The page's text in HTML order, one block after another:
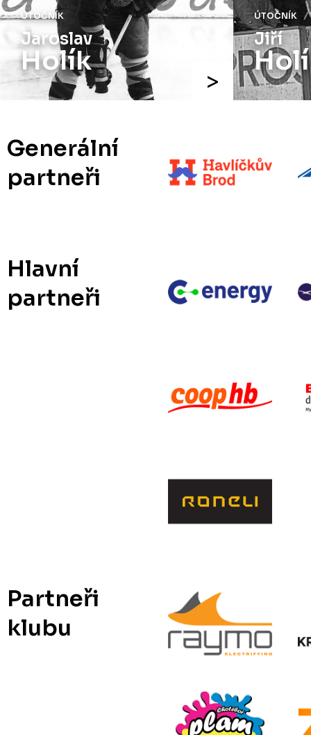
ÚTOČNÍK
Jaroslav
Holík
ÚTOČNÍK
Jiří
Generální
partneři
Hlavní
partneři
Partneři
klubu